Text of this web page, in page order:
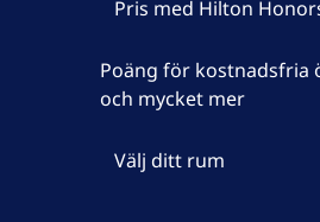
Pris med Hilton
Poäng för kostnadsfria
och mycket mer
Välj ditt rum